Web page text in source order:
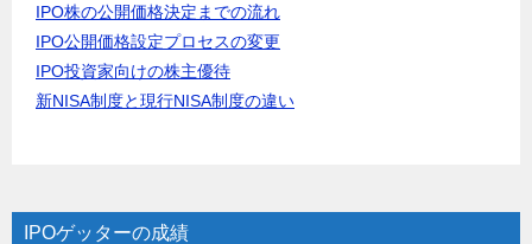
IPO株の公開価格決定までの流れ
IPO公開価格設定プロセスの変更
IPO投資家向けの株主優待
新NISA制度と現行NISA制度の違い
IPOゲッターの成績